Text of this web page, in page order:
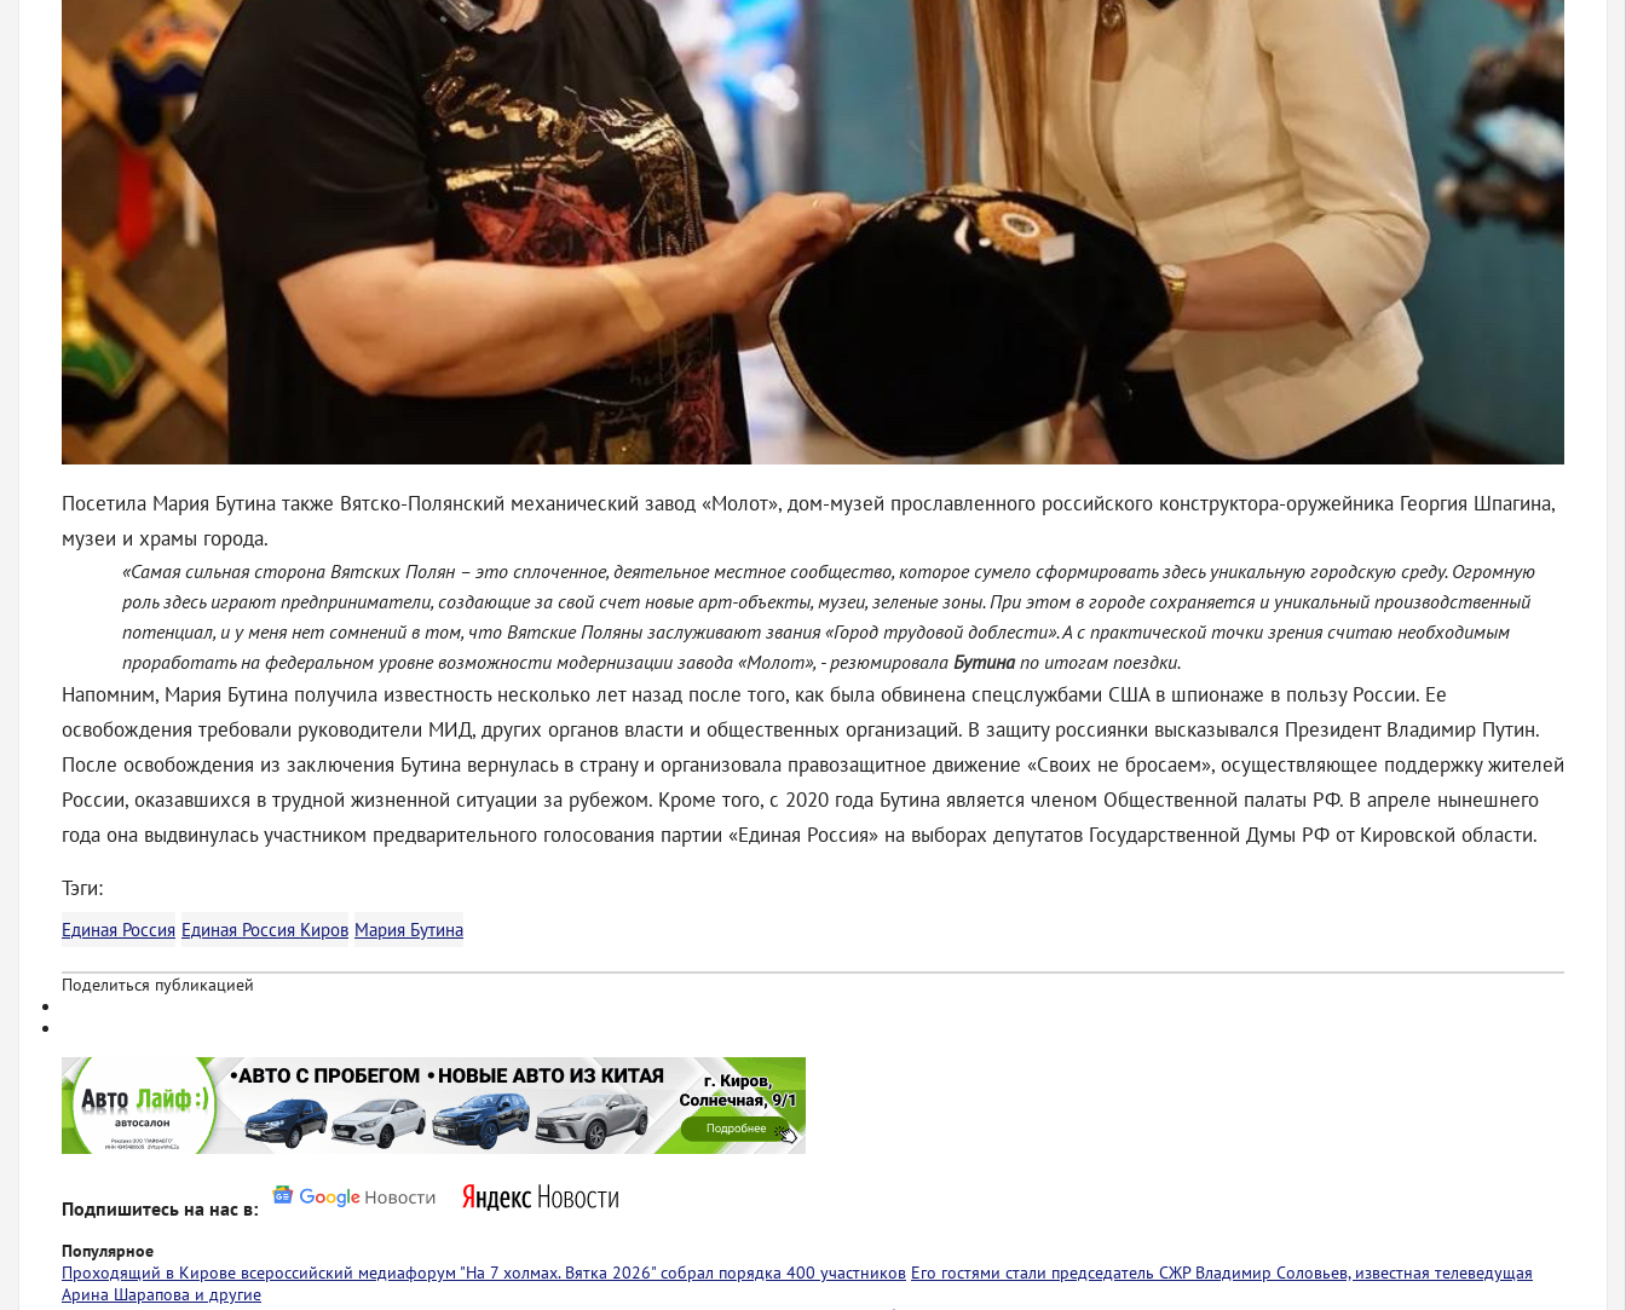
Посетила Мария Бутина также Вятско-Полянский механический завод «Молот», дом-музей прославленного российского конструктора-оружейника Георгия Шпагина,
музеи и храмы города.
«Самая сильная сторона Вятских Полян – это сплоченное, деятельное местное сообщество, которое сумело сформировать здесь уникальную городскую среду. Огромную
роль здесь играют предприниматели, создающие за свой счет новые арт-объекты, музеи, зеленые зоны. При этом в городе сохраняется и уникальный производственный
потенциал, и у меня нет сомнений в том, что Вятские Поляны заслуживают звания «Город трудовой доблести». А с практической точки зрения считаю необходимым
проработать на федеральном уровне возможности модернизации завода «Молот», - резюмировала Бутинапо итогам поездки.
Напомним, Мария Бутина получила известность несколько лет назад после того, как была обвинена спецслужбами США в шпионаже в пользу России. Ее
освобождения требовали руководители МИД, других органов власти и общественных организаций. В защиту россиянки высказывался Президент Владимир Путин.
После освобождения из заключения Бутина вернулась в страну и организовала правозащитное движение «Своих не бросаем», осуществляющее поддержку жителей
России, оказавшихся в трудной жизненной ситуации за рубежом. Кроме того, с 2020 года Бутина является членом Общественной палаты РФ. В апреле нынешнего
года она выдвинулась участником предварительного голосования партии «Единая Россия» на выборах депутатов Государственной Думы РФ от Кировской области.
Тэги:
Единая Россия Единая Россия Киров Мария Бутина
Поделиться публикацией
Подпишитесь на нас в:
Популярное
Проходящий в Кирове всероссийский медиафорум "На 7 холмах. Вятка 2026" собрал порядка 400 участников Его гостями стали председатель СЖР Владимир Соловьев, известная телеведущая
Арина Шарапова и другие